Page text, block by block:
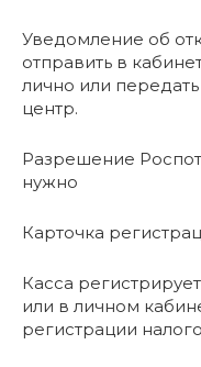
Уведомление об
отправить в
лично или
центр.
Разрешение
нужно
Карточка
Касса
или в личном
регистрации